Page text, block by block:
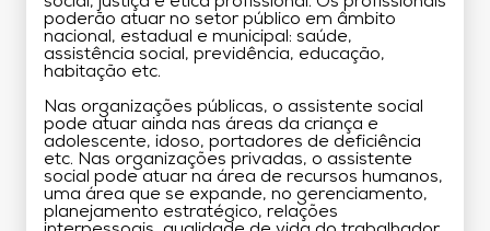
poderão atuar no setor público em âmbito
nacional, estadual e municipal: saúde,
assistência social, previdência, educação,
habitação etc.
Nas organizações públicas, o assistente social
pode atuar ainda nas áreas da criança e
adolescente, idoso, portadores de deficiência
etc. Nas organizações privadas, o assistente
social pode atuar na área de recursos humanos,
uma área que se expande, no gerenciamento,
planejamento estratégico, relações